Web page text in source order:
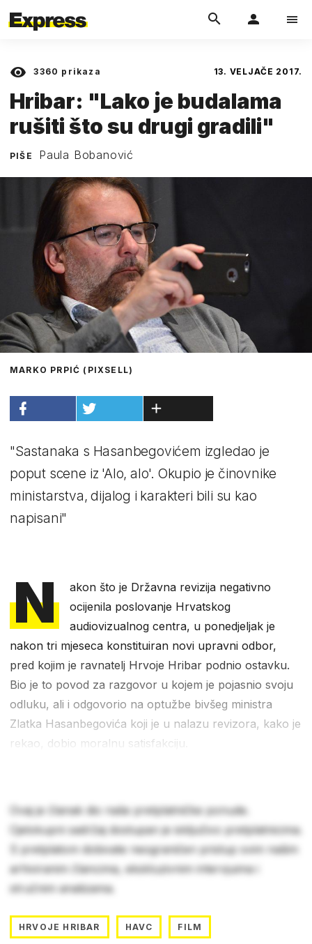
3360 prikaza 13. VELJAČE 2017.
Hribar: "Lako je budalama
rušiti što su drugi gradili"
PIŠE Paula Bobanović
MARKO PRPIĆ (PIXSELL)
"Sastanaka s Hasanbegovićem izgledao je
poput scene iz 'Alo, alo'. Okupio je činovnike
ministarstva, dijalog i karakteri bili su kao
napisani"
N
akon što je Državna revizija negativno
ocijenila poslovanje Hrvatskog
audiovizualnog centra, u ponedjeljak je
nakon tri mjeseca konstituiran novi upravni odbor,
pred kojim je ravnatelj Hrvoje Hribar podnio ostavku.
Bio je to povod za razgovor u kojem je pojasnio svoju
odluku, ali i odgovorio na optužbe bivšeg ministra
Zlatka Hasanbegovića koji je u nalazu revizora, kako je
rekao, dobio moralnu satisfakciju.
Ovaj je članak dio naše pretplatničke ponude.
Cjelokupni sadržaj dostupan je isključivo pretplatnicima.
S pretplatom dobivate neograničen pristup svim našim
arhiviranim člancima, ekskluzivnim intervjuima i
stručnim analizama.
HRVOJE HRIBAR HAVC FILM